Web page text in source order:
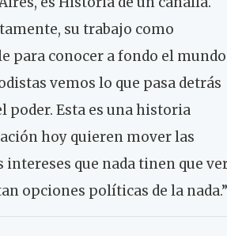
su trabajo como
para conocer a fondo el mundo
vemos lo que pasa detrás
poder. Esta es una historia
hoy quieren mover las
que nada tinen que
opciones políticas de la nada.”